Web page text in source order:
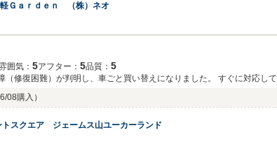
Ｇａｒｄｅｎ （株）ネオ
囲気： 5アフター： 5品質： 5
（修復困難）が判明し、車ごと買い替えになりました。 すぐに対応し
からもお世話なりたいと思います。
08購入）
トスクエア ジェームス山ユーカーランド